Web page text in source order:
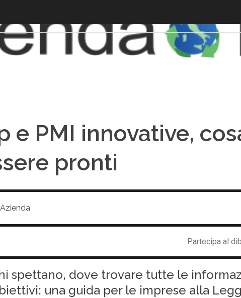
e PMI innovative,
pronti
Partecipa al
spettano, dove trovare tutte le
una guida per le imprese alla